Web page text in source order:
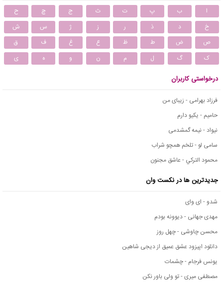
ا ب پ ت ث ج چ
ح
خ
د ذ ر ز ژ س
ش
ص
ض ط ظ ع غ ف
ق
ک
گ ل م ن و ه ی
درخواستی کاربران
فرزاد بهرامی - زیبای من
حامیم - یکیو دارم
نیواد - نیمه گمشدمی
سامی لو - تلخم همچو شراب
محمود التركي - عاشق مجنون
جدیدترین ها در نکست وان
شدو - ای وای
مهدی جهانی - دیوونه بودم
محسن چاوشی - چهل روز
دانلود اپیزود عشق عمیق از دیجی شاهین
یونس فرجام - چشمات
مصطفی میری - تو ولی باور نکن